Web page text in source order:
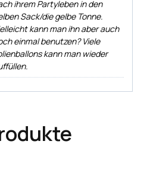
ihrem Partyleben in den
Sack/die gelbe Tonne.
kann man ihn aber auch
einmal benutzen? Viele
kann man wieder